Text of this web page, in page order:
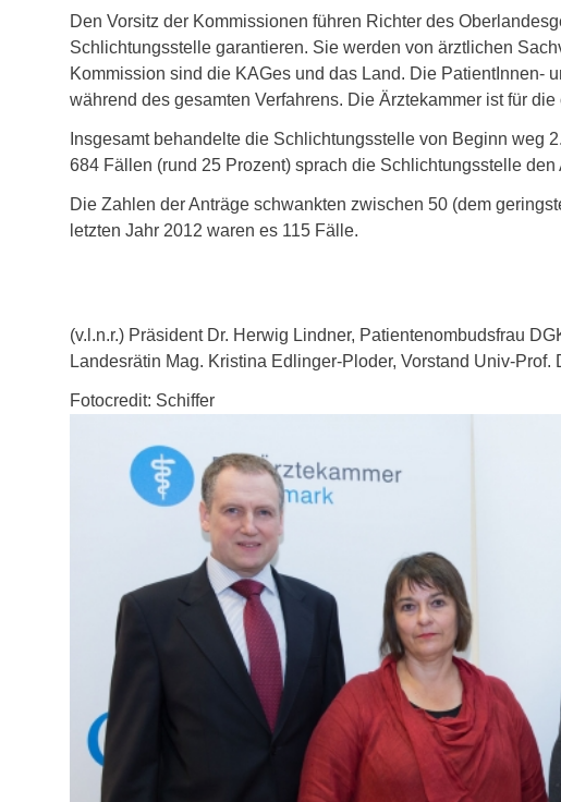
Den Vorsitz der Kommissionen führen Richter des
Schlichtungsstelle garantieren. Sie werden von ärztlichen
Kommission sind die KAGes und das Land. Die PatientInnen-
während des gesamten Verfahrens. Die Ärztekammer ist für
Insgesamt behandelte die Schlichtungsstelle von Beginn weg
684 Fällen (rund 25 Prozent) sprach die Schlichtungsstelle
Die Zahlen der Anträge schwankten zwischen 50 (dem
letzten Jahr 2012 waren es 115 Fälle.
(v.l.n.r.) Präsident Dr. Herwig Lindner, Patientenombudsfrau
Landesrätin Mag. Kristina Edlinger-Ploder, Vorstand Univ-Prof.
Fotocredit: Schiffer